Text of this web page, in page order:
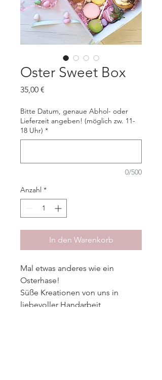
Oster Sweet Box
35,00 €
Bitte Datum, genaue Abhol- oder
Lieferzeit angeben! (möglich zw. 11-
18 Uhr) *
0/500
Anzahl *
In den Warenkorb
Mal etwas anderes wie ein
Osterhase!
Süße Kreationen von uns in
liebevoller Handarbeit